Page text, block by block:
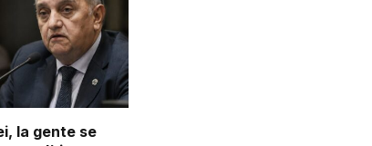
la gente se